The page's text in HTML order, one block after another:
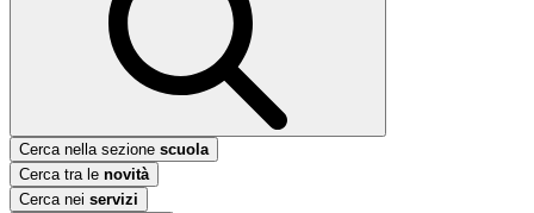
Cerca nella sezione scuola
Cerca tra le novità
Cerca nei servizi